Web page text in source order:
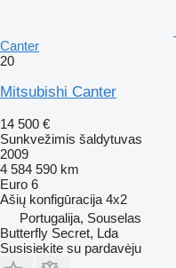
Canter
20
Mitsubishi Canter
14 500 €
Sunkvežimis šaldytuvas
2009
4 584 590 km
Euro 6
Ašių konfigūracija 4x2
Portugalija, Souselas
Butterfly Secret, Lda
Susisiekite su pardavėju